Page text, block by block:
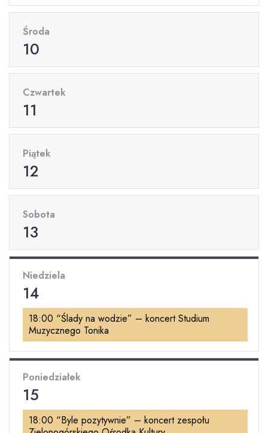
Środa
10
Czwartek
11
Piątek
12
Sobota
13
Niedziela
14
18:00 “Ślady na wodzie” – koncert Studium
Muzycznego Tonika
Poniedziałek
15
18:00 “Byle pozytywnie” – koncert zespołu